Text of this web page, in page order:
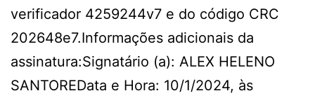
verificador 4259244v7 e do código CRC
202648e7.Informações adicionais da
assinatura:Signatário (a): ALEX HELENO
SANTOREData e Hora: 10/1/2024, às